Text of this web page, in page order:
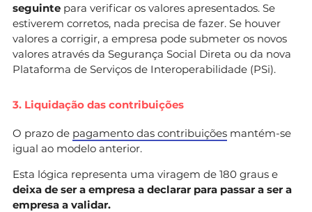
seguinte para verificar os valores apresentados. Se
estiverem corretos, nada precisa de fazer. Se houver
valores a corrigir, a empresa pode submeter os novos
valores através da Segurança Social Direta ou da nova
Plataforma de Serviços de Interoperabilidade (PSi).
3. Liquidação das contribuições
O prazo de pagamento das contribuições mantém-se
igual ao modelo anterior.
Esta lógica representa uma viragem de 180 graus e
deixa de ser a empresa a declarar para passar a ser a
empresa a validar.